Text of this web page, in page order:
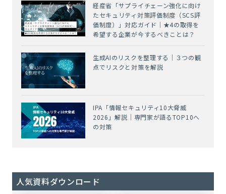
経産省「サプライチェーン強化に向け
たセキュリティ対策評価制度（SCS評
価制度）」対応ガイド｜★4の取得を
希望する企業が今するべきことは？
生成AIのリスクを整理する｜３つの観
点でリスクと対策を解説
IPA「情報セキュリティ10大脅威
2026」解説｜専門家が語るTOP10へ
の対策
人気資料ダウンロード